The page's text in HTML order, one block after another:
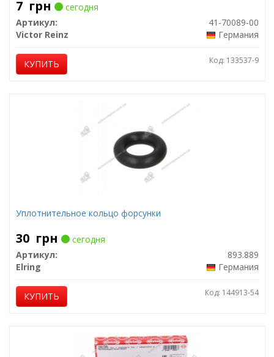
7 грн
сегодня
Артикул:
41-70089-00
Victor Reinz
Германия
КУПИТЬ Код: 133537-9
Уплотнительное кольцо форсунки
30 грн
сегодня
Артикул:
893.889
Elring
Германия
КУПИТЬ Код: 144913-54